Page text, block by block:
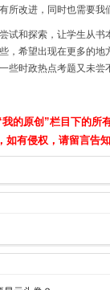
改进，同时也需要我
试和探索，让学生从
，希望出现在更多的
些时政热点考题又未尝
的原创”栏目下的所
有侵权，请留言告